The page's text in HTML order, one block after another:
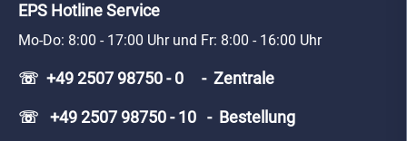
EPS Hotline Service
Mo-Do: 8:00 - 17:00 Uhr und Fr: 8:00 - 16:00 Uhr
☏ +49 2507 98750 - 0 - Zentrale
☏ +49 2507 98750 - 10 - Bestellung